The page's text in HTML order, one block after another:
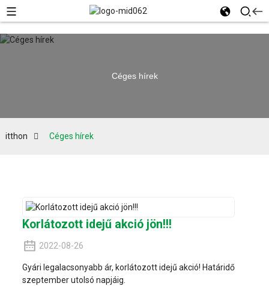
Céges hírek
itthon Céges hírek
Korlátozott idejű akció jön!!!
2022-08-26
Gyári legalacsonyabb ár, korlátozott idejű akció! Határidő
szeptember utolsó napjáig.